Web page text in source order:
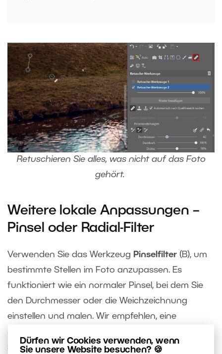
Dürfen wir Cookies verwenden, wenn
Sie unsere Website besuchen? 🍪
Retuschieren Sie alles, was nicht auf das Foto
gehört.
Weitere lokale Anpassungen –
Pinsel oder Radial-Filter
Verwenden Sie das Werkzeug Pinselfilter (B), um
bestimmte Stellen im Foto anzupassen. Es
funktioniert wie ein normaler Pinsel, bei dem Sie
den Durchmesser oder die Weichzeichnung
einstellen und malen. Wir empfehlen, eine
möglichst hohe Weichzeichnung einzustellen, um
sogenannte Kanten im Bild zu vermeiden. In